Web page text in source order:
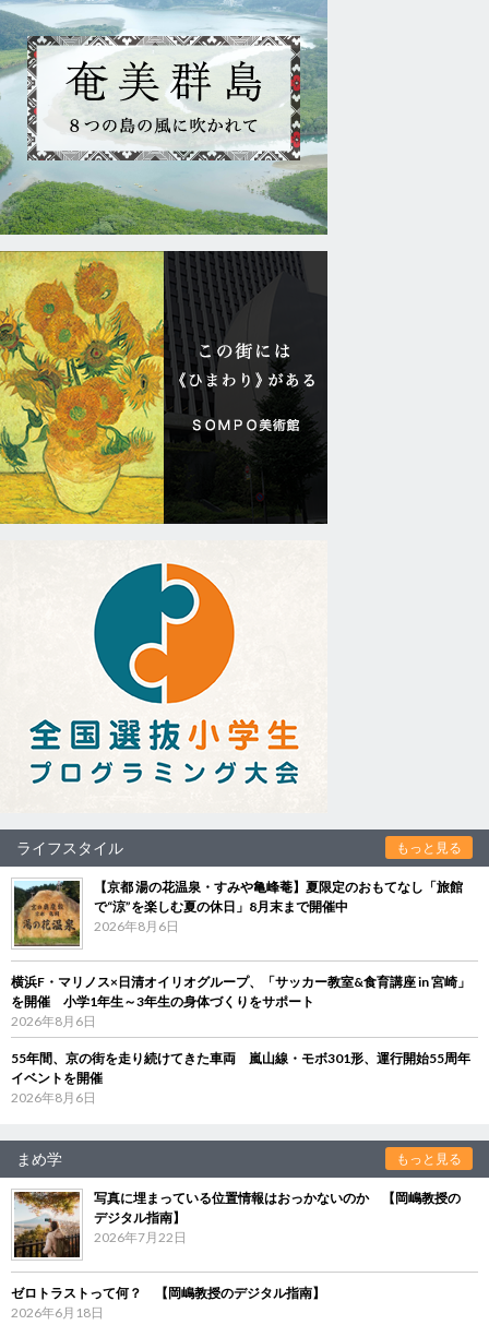
ライフスタイル もっと見る
【京都 湯の花温泉・すみや亀峰菴】夏限定のおもてなし「旅館
で“涼”を楽しむ夏の休日」8月末まで開催中
2026年8月6日
横浜F・マリノス×日清オイリオグループ、「サッカー教室&食育講座 in 宮崎」
を開催 小学1年生～3年生の身体づくりをサポート
2026年8月6日
55年間、京の街を走り続けてきた車両 嵐山線・モボ301形、運行開始55周年
イベントを開催
2026年8月6日
まめ学 もっと見る
写真に埋まっている位置情報はおっかないのか 【岡嶋教授の
デジタル指南】
2026年7月22日
ゼロトラストって何？ 【岡嶋教授のデジタル指南】
2026年6月18日